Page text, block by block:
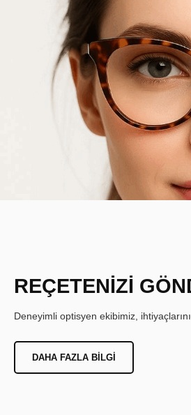
REÇETENİZİ
Deneyimli optisyen ekibimiz,
DAHA FAZLA BILGI